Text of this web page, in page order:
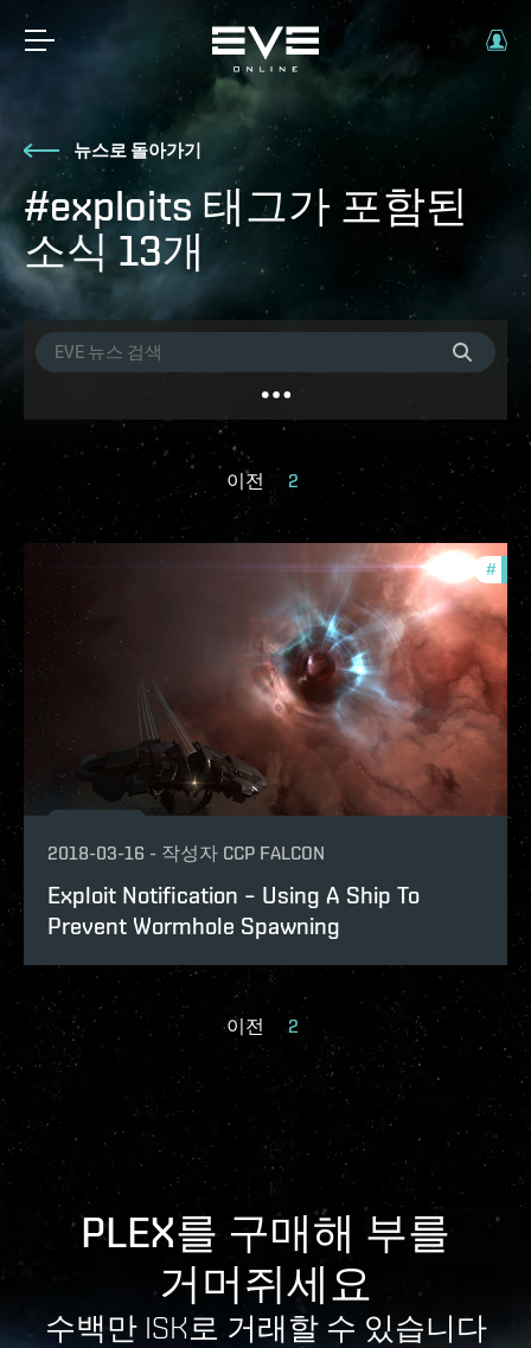
뉴스로 돌아가기
#exploits 태그가 포함된
소식 13개
이전 2
#
2018-03-16 - 작성자 CCP FALCON
Exploit Notification – Using A Ship To
Prevent Wormhole Spawning
이전 2
PLEX를 구매해 부를
거머쥐세요
수백만 ISK로 거래할 수 있습니다